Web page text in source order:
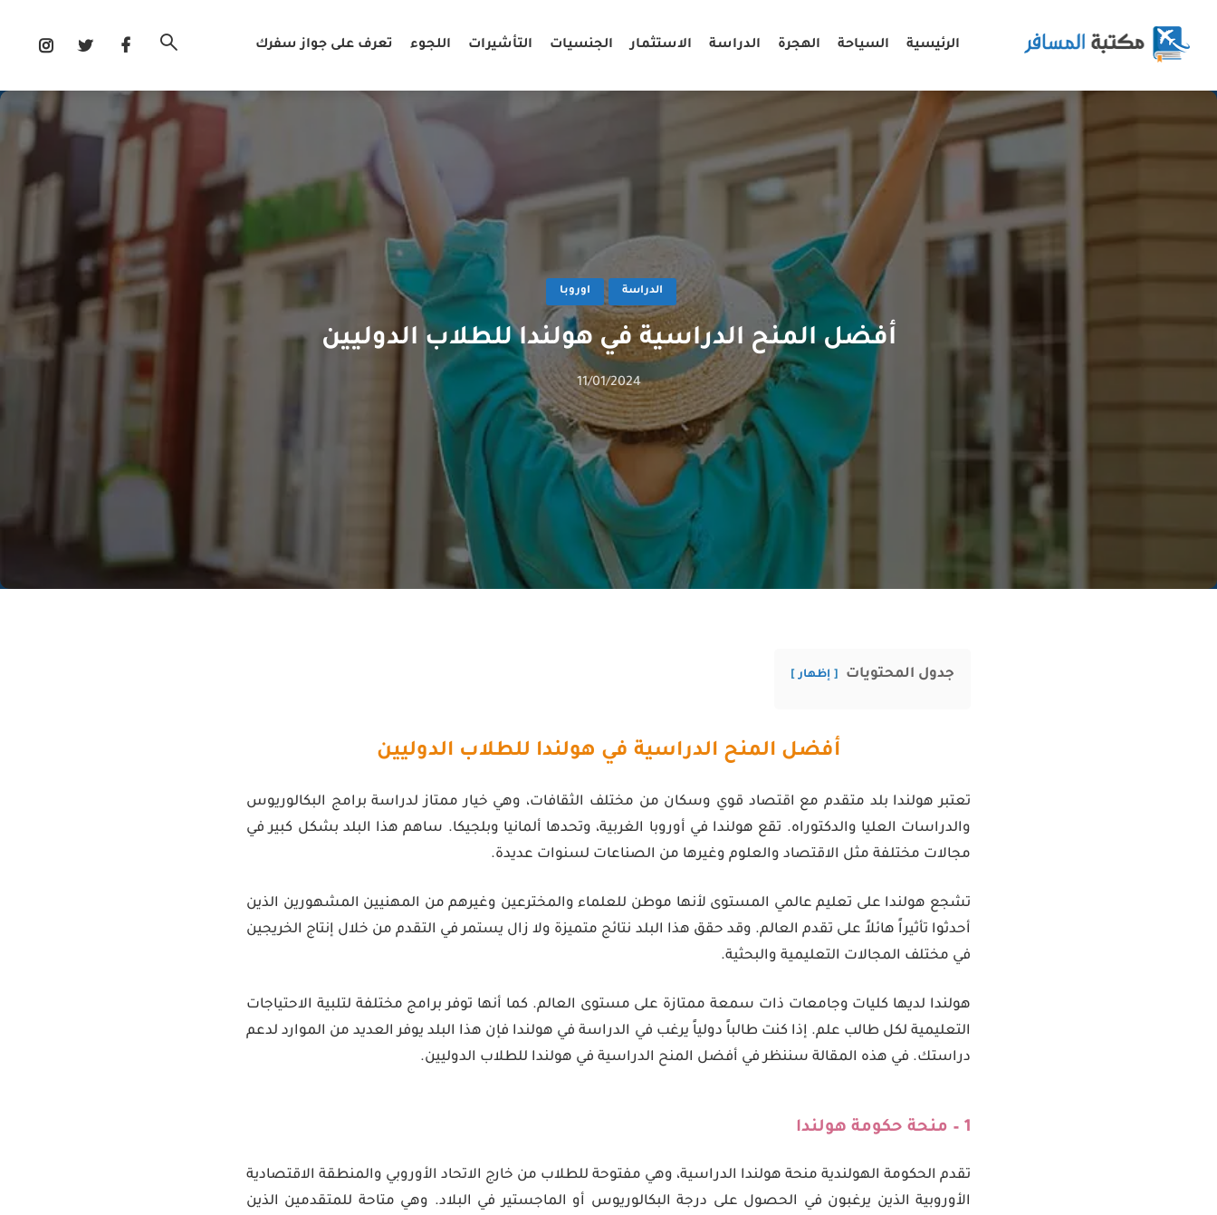
الرئيسية السياحة الهجرة الدراسة الاستثمار الجنسيات التأشيرات اللجوء تعرف على جواز سفرك
الدراسة اوروبا
أفضل المنح الدراسية في هولندا للطلاب الدوليين
11/01/2024
جدول المحتويات إظهار
أفضل المنح الدراسية في هولندا للطلاب الدوليين
تعتبر هولندا بلد متقدم مع اقتصاد قوي وسكان من مختلف الثقافات، وهي خيار ممتاز لدراسة برامج البكالوريوس
والدراسات العليا والدكتوراه. تقع هولندا في أوروبا الغربية، وتحدها ألمانيا وبلجيكا. ساهم هذا البلد بشكل كبير في
مجالات مختلفة مثل الاقتصاد والعلوم وغيرها من الصناعات لسنوات عديدة.
تشجع هولندا على تعليم عالمي المستوى لأنها موطن للعلماء والمخترعين وغيرهم من المهنيين المشهورين الذين
أحدثوا تأثيراً هائلاً على تقدم العالم. وقد حقق هذا البلد نتائج متميزة ولا زال يستمر في التقدم من خلال إنتاج الخريجين
في مختلف المجالات التعليمية والبحثية.
هولندا لديها كليات وجامعات ذات سمعة ممتازة على مستوى العالم. كما أنها توفر برامج مختلفة لتلبية الاحتياجات
التعليمية لكل طالب علم. إذا كنت طالباً دولياً يرغب في الدراسة في هولندا فإن هذا البلد يوفر العديد من الموارد لدعم
دراستك. في هذه المقالة سننظر في أفضل المنح الدراسية في هولندا للطلاب الدوليين.
1 – منحة حكومة هولندا
تقدم الحكومة الهولندية منحة هولندا الدراسية، وهي مفتوحة للطلاب من خارج الاتحاد الأوروبي والمنطقة الاقتصادية
الأوروبية الذين يرغبون في الحصول على درجة البكالوريوس أو الماجستير في البلاد. وهي متاحة للمتقدمين الذين